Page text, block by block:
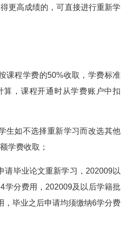
更高成绩的，可直接进行重新学
课程学费的50%收取，学费标准
算，课程开通时从学费账户中扣
生如不选择重新学习而改选其他
学费收取；
请毕业论文重新学习，202009以
学分费用，202009及以后学籍批
，毕业之后申请均须缴纳6学分费